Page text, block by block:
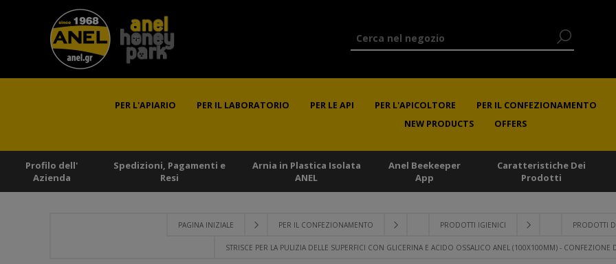
PER L'APIARIO PER IL LABORATORIO PER LE API PER L'APICOLTORE PER IL CONFEZIONAMENTO
NEW PRODUCTS
OFFERS
Profilo dell'
Azienda
Spedizioni, Pagamenti e
Resi
Arnia in Plastica Isolata
ANEL
Anel Beekeeper
App
Caratteristiche Dei
Prodotti
PAGINA INIZIALE PER IL CONFEZIONAMENTO PRODOTTI IGIENICI PRODOTTI
STRISCE PER LA PULIZIA DELLE SUPERFICI CON GLICERINA E ACIDO OSSALICO ANEL (100X100MM) - CONFEZIONE